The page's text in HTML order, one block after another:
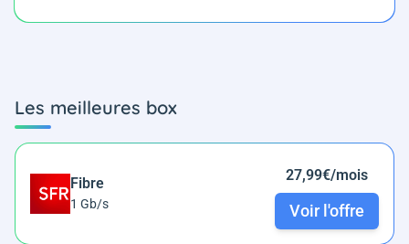
Les meilleures box
Fibre
1 Gb/s
27,99€/mois
Voir l'offre